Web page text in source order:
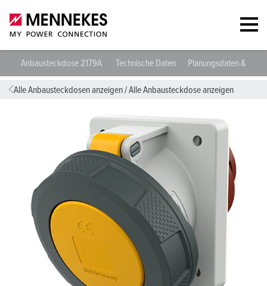
Anbausteckdose 2179A Technische Daten Planungsdaten &
Alle Anbausteckdosen anzeigen/Alle Anbausteckdose anzeigen